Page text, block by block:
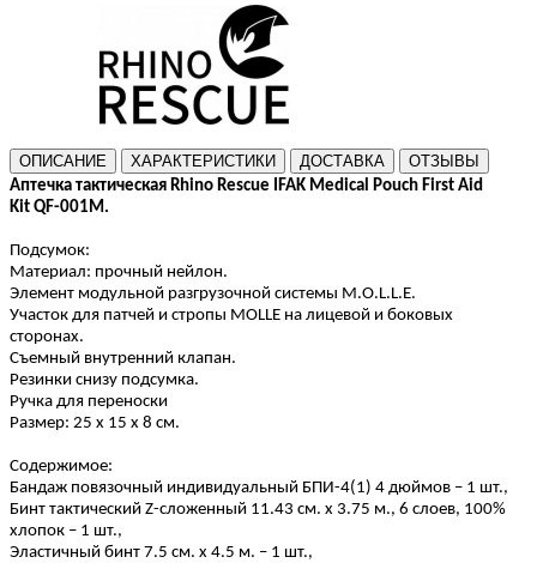
ОПИСАНИЕ ХАРАКТЕРИСТИКИ ДОСТАВКА
ОТЗЫВЫ
Аптечка тактическая Rhino Rescue IFAK Medical Pouch First Aid
Kit QF-001 M.
Подсумок:
Материал: прочный нейлон.
Элемент модульной разгрузочной системы M.O.L.L.E.
Участок для патчей и стропы MOLLE на лицевой и боковых
сторонах.
Съемный внутренний клапан.
Резинки снизу подсумка.
Ручка для переноски
Размер: 25 х 15 х 8 см.
Содержимое:
Бандаж повязочный индивидуальный БПИ-4(1) 4 дюймов – 1 шт.,
Бинт тактический Z-сложенный 11.43 см. х 3.75 м., 6 слоев, 100%
хлопок – 1 шт.,
Эластичный бинт 7.5 см. х 4.5 м. – 1 шт.,